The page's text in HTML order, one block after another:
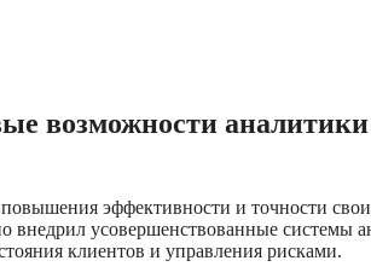
возможности
эффективности и точности
внедрил усовершенствованные системы
клиентов и управления рисками.